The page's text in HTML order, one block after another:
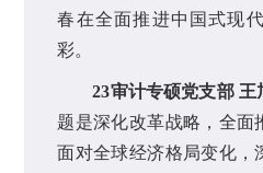
春在全面推进中国式现
彩。
23审计专硕党支部 王
题是深化改革战略，全面
面对全球经济格局变化，